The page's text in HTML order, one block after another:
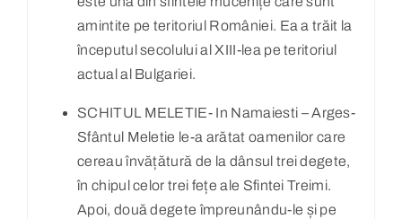
amintite pe teritoriul României. Ea a trăit la
începutul secolului al XIII-lea pe teritoriul
actual al Bulgariei.
SCHITUL MELETIE- In Namaiesti – Arges-
Sfântul Meletie le-a arătat oamenilor care
cereau învățătură de la dânsul trei degete,
în chipul celor trei fețe ale Sfintei Treimi.
Apoi, două degete împreunându-le și pe